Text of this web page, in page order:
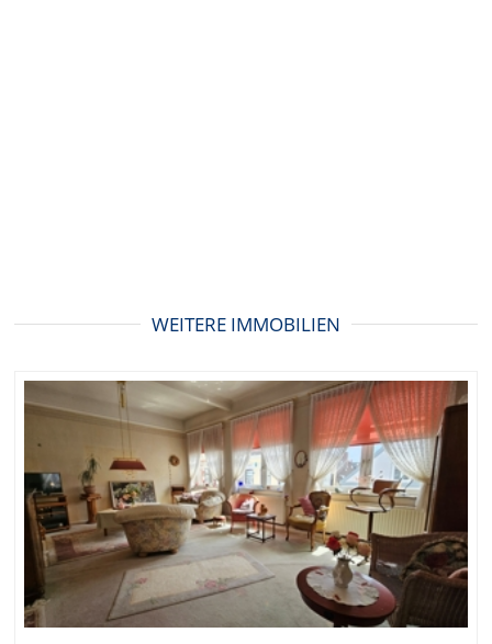
WEITERE IMMOBILIEN